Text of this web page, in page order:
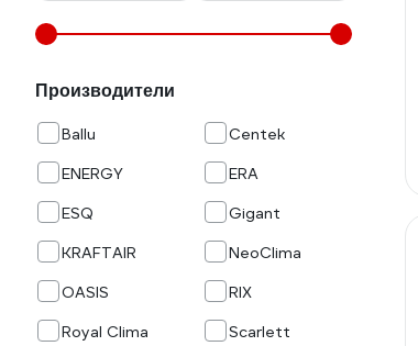
Производители
Ballu
Centek
ENERGY
ERA
ESQ
Gigant
KRAFTAIR
NeoClima
OASIS
RIX
Royal Clima
Scarlett